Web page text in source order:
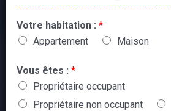
Votre habitation : *
Appartement
Maison
Vous êtes : *
Propriétaire occupant
Propriétaire non occupant